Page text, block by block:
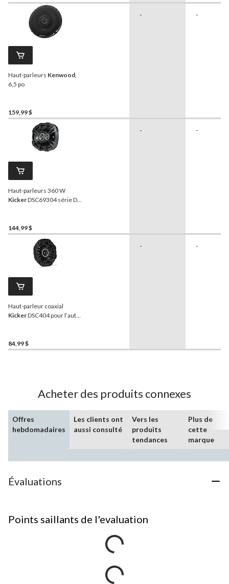
Haut-parleurs Kenwood
6,5 po
159,99 $
- -
Haut-parleurs 360 W
KickerDSC69304 série DS,
144,99 $
- -
Haut-parleur coaxial
KickerDSC404 pour l’auto,
84,99 $
- -
Acheter des produits connexes
Offres
hebdomadaires
Les clients ont
aussi consulté
Vers les
produits
tendances
Plus de
cette
marque
Évaluations
Points saillants de l'evaluation